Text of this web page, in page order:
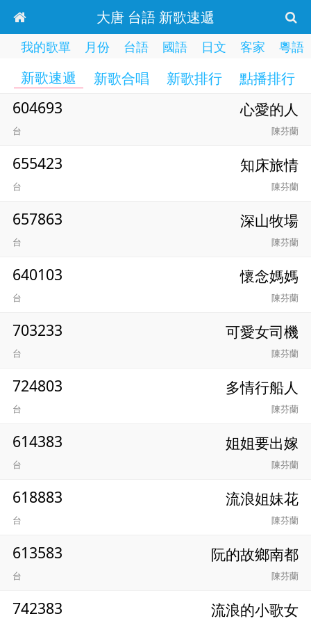
大唐 台語 新歌速遞
我的歌單 月份 台語 國語 日文 客家 粵語
新歌速遞 新歌合唱 新歌排行 點播排行
604693 心愛的人
台 陳芬蘭
655423 知床旅情
台 陳芬蘭
657863 深山牧場
台 陳芬蘭
640103 懷念媽媽
台 陳芬蘭
703233 可愛女司機
台 陳芬蘭
724803 多情行船人
台 陳芬蘭
614383 姐姐要出嫁
台 陳芬蘭
618883 流浪姐妹花
台 陳芬蘭
613583 阮的故鄉南都
台 陳芬蘭
742383 流浪的小歌女